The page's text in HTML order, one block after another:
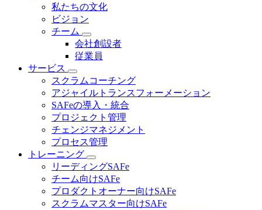
私たちの文化
ビジョン
チーム
会社創設者
従業員
サービス
スクラムコーチング
アジャイルトランスフォーメーション
SAFeの導入・統合
プロジェクト管理
チェンジマネジメント
プロセス管理
トレーニング
リーディングSAFe
チーム向けSAFe
プロダクトオーナー向けSAFe
スクラムマスター向けSAFe